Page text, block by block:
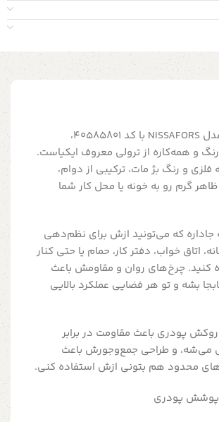
ترولی بژ ایکیا مدل NISSAFORS با کد 40585801،
و همه‌کاره از ترولی معروف ایکیاست.
فلزی و رنگ بژ مات، ترکیبی از دوام،
گرم رو به خونه یا محل کار شما
جاداره که می‌تونید ازش برای نظم‌دهی
اتاق خواب، دفتر کار، حمام یا حتی کنار
کنید. چرخ‌های روان و مقاومش باعث
بشه و تو هر فضایی عملکرد بالایی
روکش پودری باعث مقاومت در برابر
می‌شه، و طراحی جمع‌وجورش باعث
محدود هم بتونی ازش استفاده کنی.
پوشش پودری